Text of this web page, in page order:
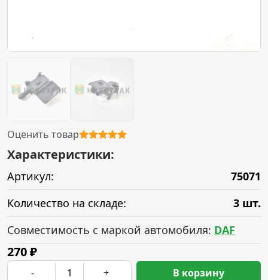
Оценить товар
Характеристики:
Артикул:
75071
Количество на складе:
3 шт.
Совместимость с маркой автомобиля: DAF
270₽
- + В корзину